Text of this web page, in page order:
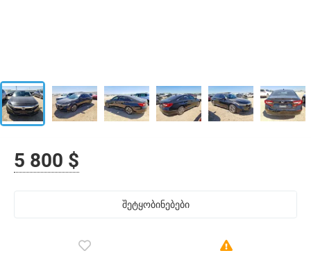
5 800 $
შეტყობინებები